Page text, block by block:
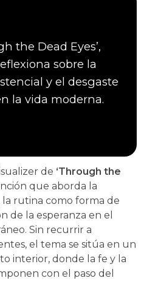
the Dead Eyes’,
sobre la
y el desgaste
la vida moderna.
de ‘Through the
que aborda la
rutina como forma de
de la esperanza en el
Sin recurrir a
el tema se sitúa en un
interior, donde la fe y la
con el paso del